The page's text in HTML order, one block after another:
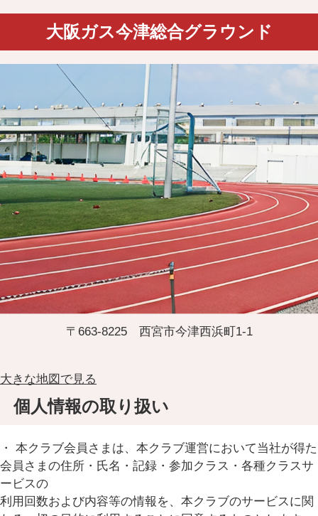
大阪ガス今津総合グラウンド
〒663-8225 西宮市今津西浜町1-1
大きな地図で見る
個人情報の取り扱い
・ 本クラブ会員さまは、本クラブ運営において当社が得た
会員さまの住所・氏名・記録・参加クラス・各種クラスサ
ービスの
利用回数および内容等の情報を、本クラブのサービスに関